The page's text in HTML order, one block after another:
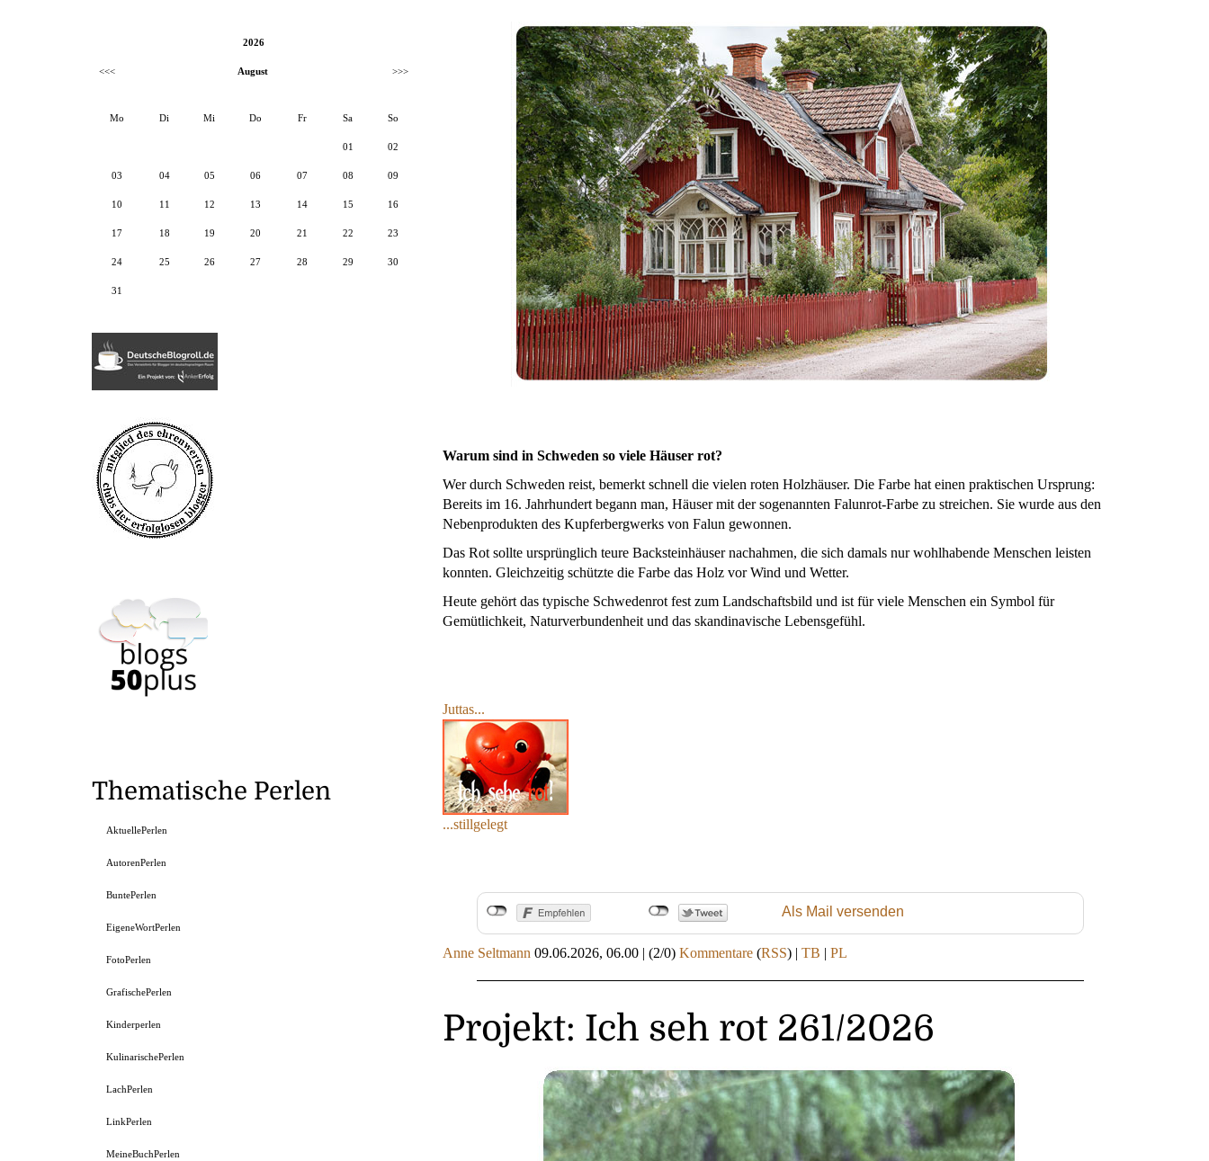
Warum sind in Schweden so viele Häuser rot?
Wer durch Schweden reist, bemerkt schnell die vielen roten Holzhäuser. Die Farbe hat einen praktischen Ursprung:
Bereits im 16. Jahrhundert begann man, Häuser mit der sogenannten Falunrot-Farbe zu streichen. Sie wurde aus den
Nebenprodukten des Kupferbergwerks von Falun gewonnen.
Das Rot sollte ursprünglich teure Backsteinhäuser nachahmen, die sich damals nur wohlhabende Menschen leisten
konnten. Gleichzeitig schützte die Farbe das Holz vor Wind und Wetter.
Heute gehört das typische Schwedenrot fest zum Landschaftsbild und ist für viele Menschen ein Symbol für
Gemütlichkeit, Naturverbundenheit und das skandinavische Lebensgefühl.
Juttas...
...stillgelegt
Als Mail versenden
Anne Seltmann 09.06.2026, 06.00 | (2/0) Kommentare (RSS) | TB | PL
Projekt: Ich seh rot 261/2026
2026
<<< August >>>
Mo Di Mi Do Fr Sa So
01 02
03 04 05 06 07 08 09
10 11 12 13 14 15 16
17 18 19 20 21 22 23
24 25 26 27 28 29 30
31
Thematische Perlen
AktuellePerlen
AutorenPerlen
BuntePerlen
EigeneWortPerlen
FotoPerlen
GrafischePerlen
Kinderperlen
KulinarischePerlen
LachPerlen
LinkPerlen
MeineBuchPerlen